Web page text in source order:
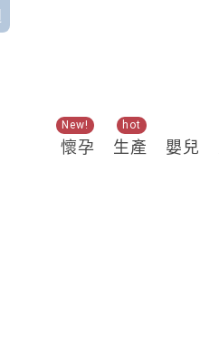
懷孕
New!
生產
hot
嬰兒
關鍵熱搜